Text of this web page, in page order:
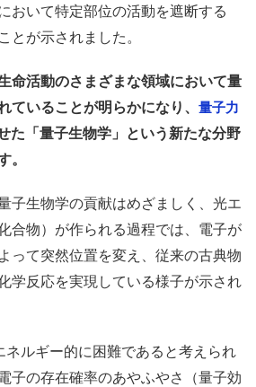
おいて特定部位の活動を遮断する
とが示されました。
命活動のさまざまな領域において量
ていることが明らかになり、 量子力
た「量子生物学」という新たな分野
。
子生物学の貢献はめざましく、光エ
合物）が作られる過程では、電子が
って突然位置を変え、従来の古典物
学反応を実現している様子が示され
ネルギー的に困難であると考えられ
子の存在確率のあやふやさ（量子効